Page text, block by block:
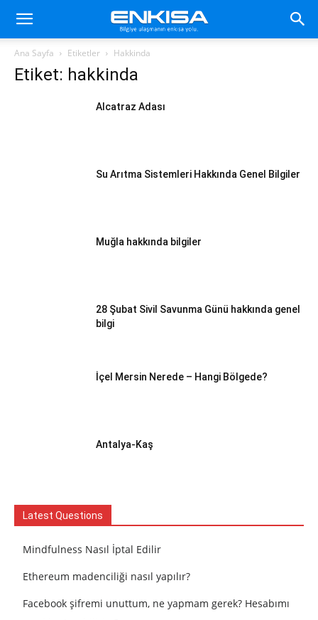
Ana Sayfa Etiketler Hakkinda
Etiket: hakkinda
Alcatraz Adası
Su Arıtma Sistemleri Hakkında Genel Bilgiler
Muğla hakkında bilgiler
28 Şubat Sivil Savunma Günü hakkında genel
bilgi
İçel Mersin Nerede – Hangi Bölgede?
Antalya-Kaş
Latest Questions
Mindfulness Nasıl İptal Edilir
Ethereum madenciliği nasıl yapılır?
Facebook şifremi unuttum, ne yapmam gerek? Hesabımı